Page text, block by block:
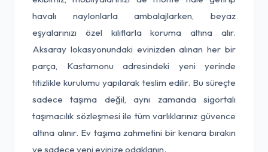
havalı naylonlarla ambalajlarken, beyaz
eşyalarınızı özel kılıflarla koruma altına alır.
Aksaray lokasyonundaki evinizden alınan her bir
parça, Kastamonu adresindeki yeni yerinde
titizlikle kurulumu yapılarak teslim edilir. Bu süreçte
sadece taşıma değil, aynı zamanda sigortalı
taşımacılık sözleşmesi ile tüm varlıklarınız güvence
altına alınır. Ev taşıma zahmetini bir kenara bırakın
ve sadece yeni evinize odaklanın.